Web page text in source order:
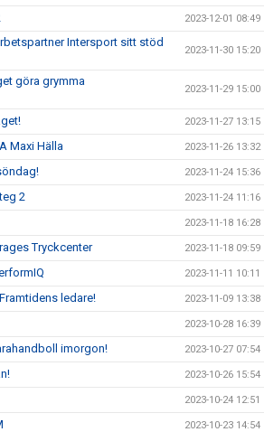
2023-12-01 08:49
Intersport sitt stöd
2023-11-30 15:20
göra grymma
2023-11-29 15:00
2023-11-27 13:15
Maxi Hälla 2023-11-26 13:32
2023-11-24 15:36
2 2023-11-24 11:16
2023-11-18 16:28
Tryckcenter 2023-11-18 09:59
2023-11-11 10:11
ledare! 2023-11-09 13:38
2023-10-28 16:39
imorgon! 2023-10-27 07:54
2023-10-26 15:54
2023-10-24 12:51
2023-10-23 14:54